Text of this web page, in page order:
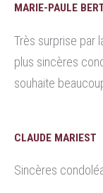
MARIE-PAULE
Très surprise par
plus sincères
souhaite
CLAUDE MARIEST
Sincères